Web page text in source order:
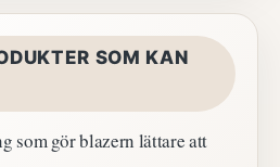
SOM KAN
som gör blazern lättare att